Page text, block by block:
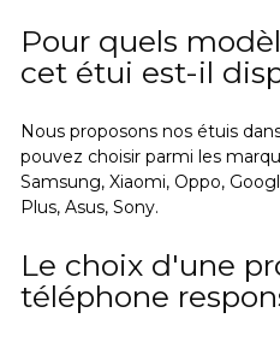
Pour quels
cet étui est-il
Nous proposons nos étuis
pouvez choisir parmi les
Samsung, Xiaomi, Oppo,
Plus, Asus, Sony.
Le choix d'une
téléphone